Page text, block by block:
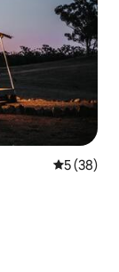
5 av 5 i
5 (38)